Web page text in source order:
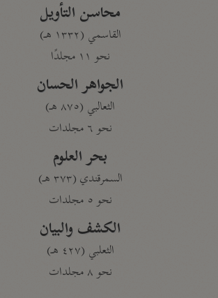
محاسن التأويل
القاسمي (١٣٣٢ هـ)
نحو ١١ مجلدًا
الجواهر الحسان
الثعالبي (٨٧٥ هـ)
نحو ٦ مجلدات
بحر العلوم
السمرقندي (٣٧٣ هـ)
نحو ٥ مجلدات
الكشف والبيان
الثعلبي (٤٢٧ هـ)
نحو ٨ مجلدات